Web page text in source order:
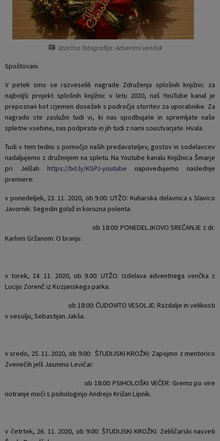
Vzorčna fotografija: Adventni venček
Spoštovani.
V petek smo se razveselili nagrade Združenja splošnih knjižnic za
najboljši projekt splošnih knjižnic v letu 2020, naš YouTube kanal je
prepoznan kot izjemen dosežek s področja storitev za uporabnike. Za
nagrado ste zaslužni tudi vi, ki nas spodbujate in spremljate naše
spletne vsebine, nas podpirate in jih tudi z nami soustvarjate. Hvala.
Tudi v tem tednu s pomočjo naših predavateljev, gostov in sodelavcev
nadaljujemo z druženjem na spletu. Na Youtube kanalu Knjižnica Šmarje
pri Jelšah https://bit.ly/KSPJ-youtube napovedujemo naslednje
premiere:
v ponedeljek, 23. 11. 2020, ob 9.00: UTŽO: Kuharska delavnica s Slavico
Javornik: Segedin golaž in koruzna polenta.
ob 18:00: PONEDELJKOVO SREČANJE z dr.
Karlom Gržanom: O branju.
v torek, 24. 11. 2020, ob 9.00: UTŽO: Izdelava adventnega venčka z
Lucijo Zorenč iz Kozjanskega parka.
ob 18:00: ČUDOVITO VESOLJE: Razdalje in velikosti
v vesolju, Sebastijan Jakša.
v sredo, 25. 11. 2020, ob 9:00: ŠTUDIJSKI KROŽKI: Zapojmo z mentorico
Zvenečih jelš Jasmino Levičar.
ob 18:00: PSIHOLOŠKI VEČER: Gremo po vire
notranje moči s psihologinjo Andrejo Križan Lipnik.
v četrtek, 26. 11. 2020, ob 9:00: ŠTUDIJSKI KROŽKI: Zeliščarski nasveti
Naselja v občini
Organigram
Varstvo osebnih podatkov
Temeljni akti občine
Občinski predpisi
Katalog informacij javnega značaja
Pravni akti
Občinski časopis Orans
Naše OKO
Proračun občine
Lokalne volitve